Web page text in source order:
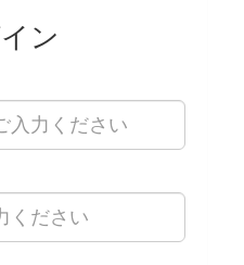
ン